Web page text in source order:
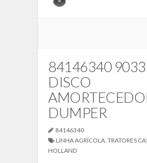
84146340
DISCO
DUMPER
84146340
LINHA AGRÍCOLA, TRATORES
HOLLAND